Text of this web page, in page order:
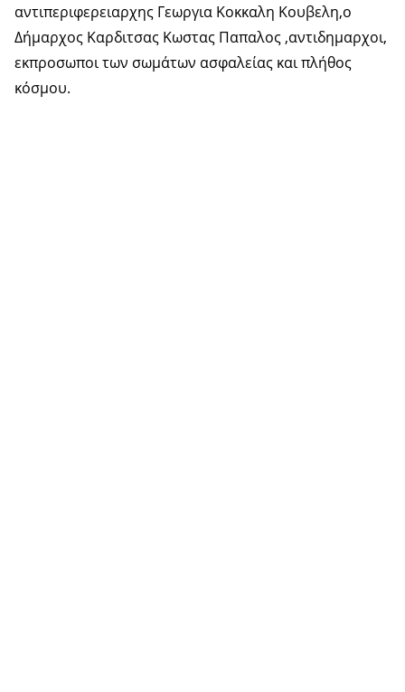
αντιπεριφερειαρχης Γεωργια Κοκκαλη Κουβελη,ο
Δήμαρχος Καρδιτσας Κωστας Παπαλος ,αντιδημαρχοι,
εκπροσωποι των σωμάτων ασφαλείας και πλήθος
κόσμου.